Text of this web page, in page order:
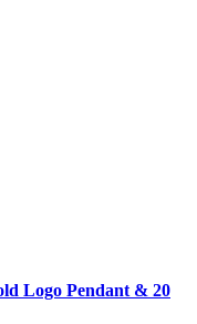
Logo Pendant & 20